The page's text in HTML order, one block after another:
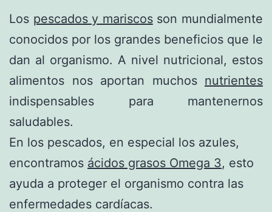
Los pescados y mariscosson mundialmente
conocidos por los grandes beneficios que le
dan al organismo. A nivel nutricional, estos
alimentos nos aportan muchos nutrientes
indispensables para mantenernos
saludables.
En los pescados, en especial los azules,
encontramos ácidos grasos Omega 3, esto
ayuda a proteger el organismo contra las
enfermedades cardíacas.